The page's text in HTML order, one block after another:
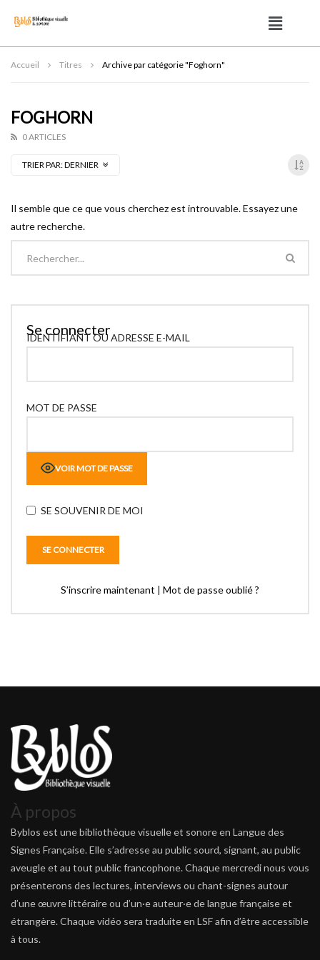
Accueil Titres Archive par catégorie "Foghorn"
FOGHORN
0 ARTICLES
TRIER PAR:DERNIER
Il semble que ce que vous cherchez est introuvable. Essayez une
autre recherche.
Se connecter
IDENTIFIANT OU ADRESSE E-MAIL
MOT DE PASSE
VOIR MOT DE PASSE
SE SOUVENIR DE MOI
S’inscrire maintenant | Mot de passe oublié ?
À propos
Byblos est une bibliothèque visuelle et sonore en Langue des
Signes Française. Elle s’adresse au public sourd, signant, au public
aveugle et au tout public francophone. Chaque mercredi nous vous
présenterons des lectures, interviews ou chant-signes autour
d’une œuvre littéraire ou d’un·e auteur·e de langue française et
étrangère. Chaque vidéo sera traduite en LSF afin d’être accessible
à tous.